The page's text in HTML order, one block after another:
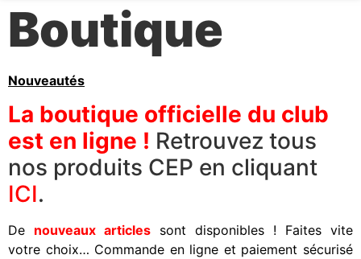
Boutique
Nouveautés
La boutique officielle du club
est en ligne ! Retrouvez tous
nos produits CEP en cliquant
ICI.
De nouveaux articles sont disponibles ! Faites vite
votre choix… Commande en ligne et paiement sécurisé